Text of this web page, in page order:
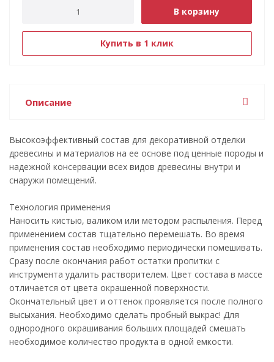
В корзину
Купить в 1 клик
Описание
Высокоэффективный состав для декоративной отделки
древесины и материалов на ее основе под ценные породы и
надежной консервации всех видов древесины внутри и
снаружи помещений.
Технология применения
Наносить кистью, валиком или методом распыления. Перед
применением состав тщательно перемешать. Во время
применения состав необходимо периодически помешивать.
Сразу после окончания работ остатки пропитки с
инструмента удалить растворителем. Цвет состава в массе
отличается от цвета окрашенной поверхности.
Окончательный цвет и оттенок проявляется после полного
высыхания. Необходимо сделать пробный выкрас! Для
однородного окрашивания больших площадей смешать
необходимое количество продукта в одной емкости.